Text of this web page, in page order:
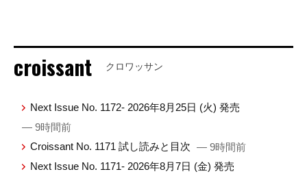
croissant クロワッサン
Next Issue No. 1172- 2026年8月25日 (火) 発売
— 9時間前
Croissant No. 1171 試し読みと目次 — 9時間前
Next Issue No. 1171- 2026年8月7日 (金) 発売